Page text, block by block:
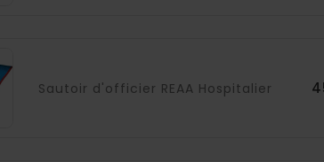
Sautoir d'officier REAA Hospitalier